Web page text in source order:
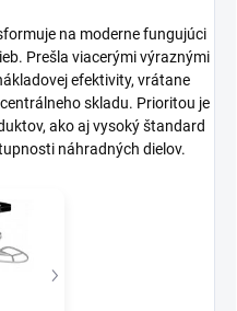
na moderne fungujúci
Prešla viacerými výraznými
efektivity, vrátane
skladu. Prioritou je
ako aj vysoký štandard
náhradných dielov.